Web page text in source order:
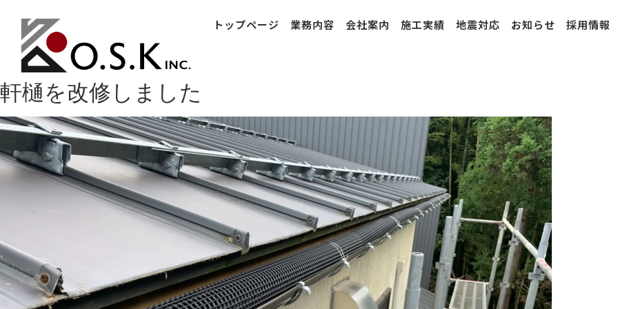
トップページ 業務内容 会社案内 施工実績 地震対応 お知らせ 採用情報
軒樋を改修しました